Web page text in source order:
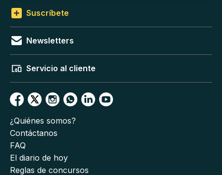
Suscríbete
Newsletters
Servicio al cliente
¿Quiénes somos?
Contáctanos
FAQ
El diario de hoy
Reglas de concursos